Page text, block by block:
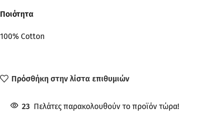
Ποιότητα
100% Cotton
Πρόσθήκη στην λίστα επιθυμιών
23 Πελάτες παρακολουθούν το προϊόν τώρα!